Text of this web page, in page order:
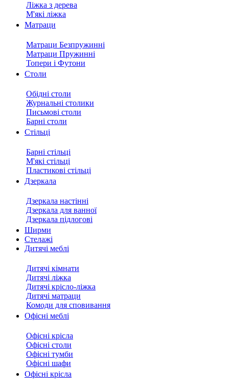
Ліжка з дерева
М'які ліжка
Матраци
Матраци Безпружинні
Матраци Пружинні
Топери і Футони
Столи
Обідні столи
Журнальні столики
Письмові столи
Барні столи
Стільці
Барні стільці
М'які стільці
Пластикові стільці
Дзеркала
Дзеркала настінні
Дзеркала для ванної
Дзеркала підлогові
Ширми
Стелажі
Дитячі меблі
Дитячі кімнати
Дитячі ліжка
Дитячі крісло-ліжка
Дитячі матраци
Комоди для сповивання
Офісні меблі
Офісні крісла
Офісні столи
Офісні тумби
Офісні шафи
Офісні крісла